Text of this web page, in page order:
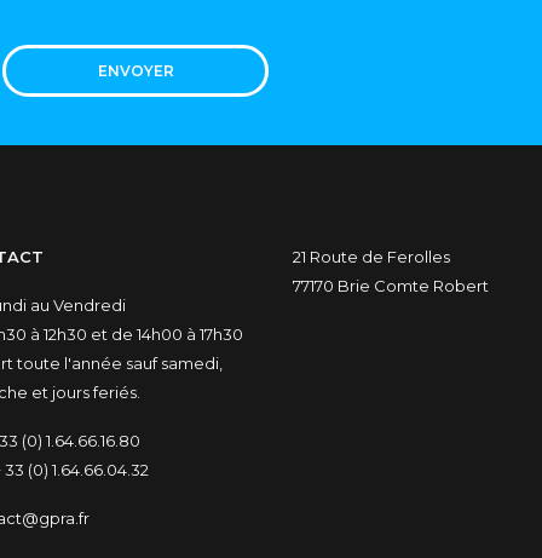
ENVOYER
au Vendredi
à 12h30 et de 14h00 à 17h30
toute l'année sauf samedi,
et jours feriés.
(0) 1.64.66.16.80
33 (0) 1.64.66.04.32
21 Route de Ferolles
77170 Brie Comte Robert